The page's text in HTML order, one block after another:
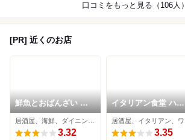
口コミをもっと見る（106人）
[PR] 近くのお店
鮮魚とおばんざい 我
屋
3.32
イタリアン食堂 ハマ
キン
3.35